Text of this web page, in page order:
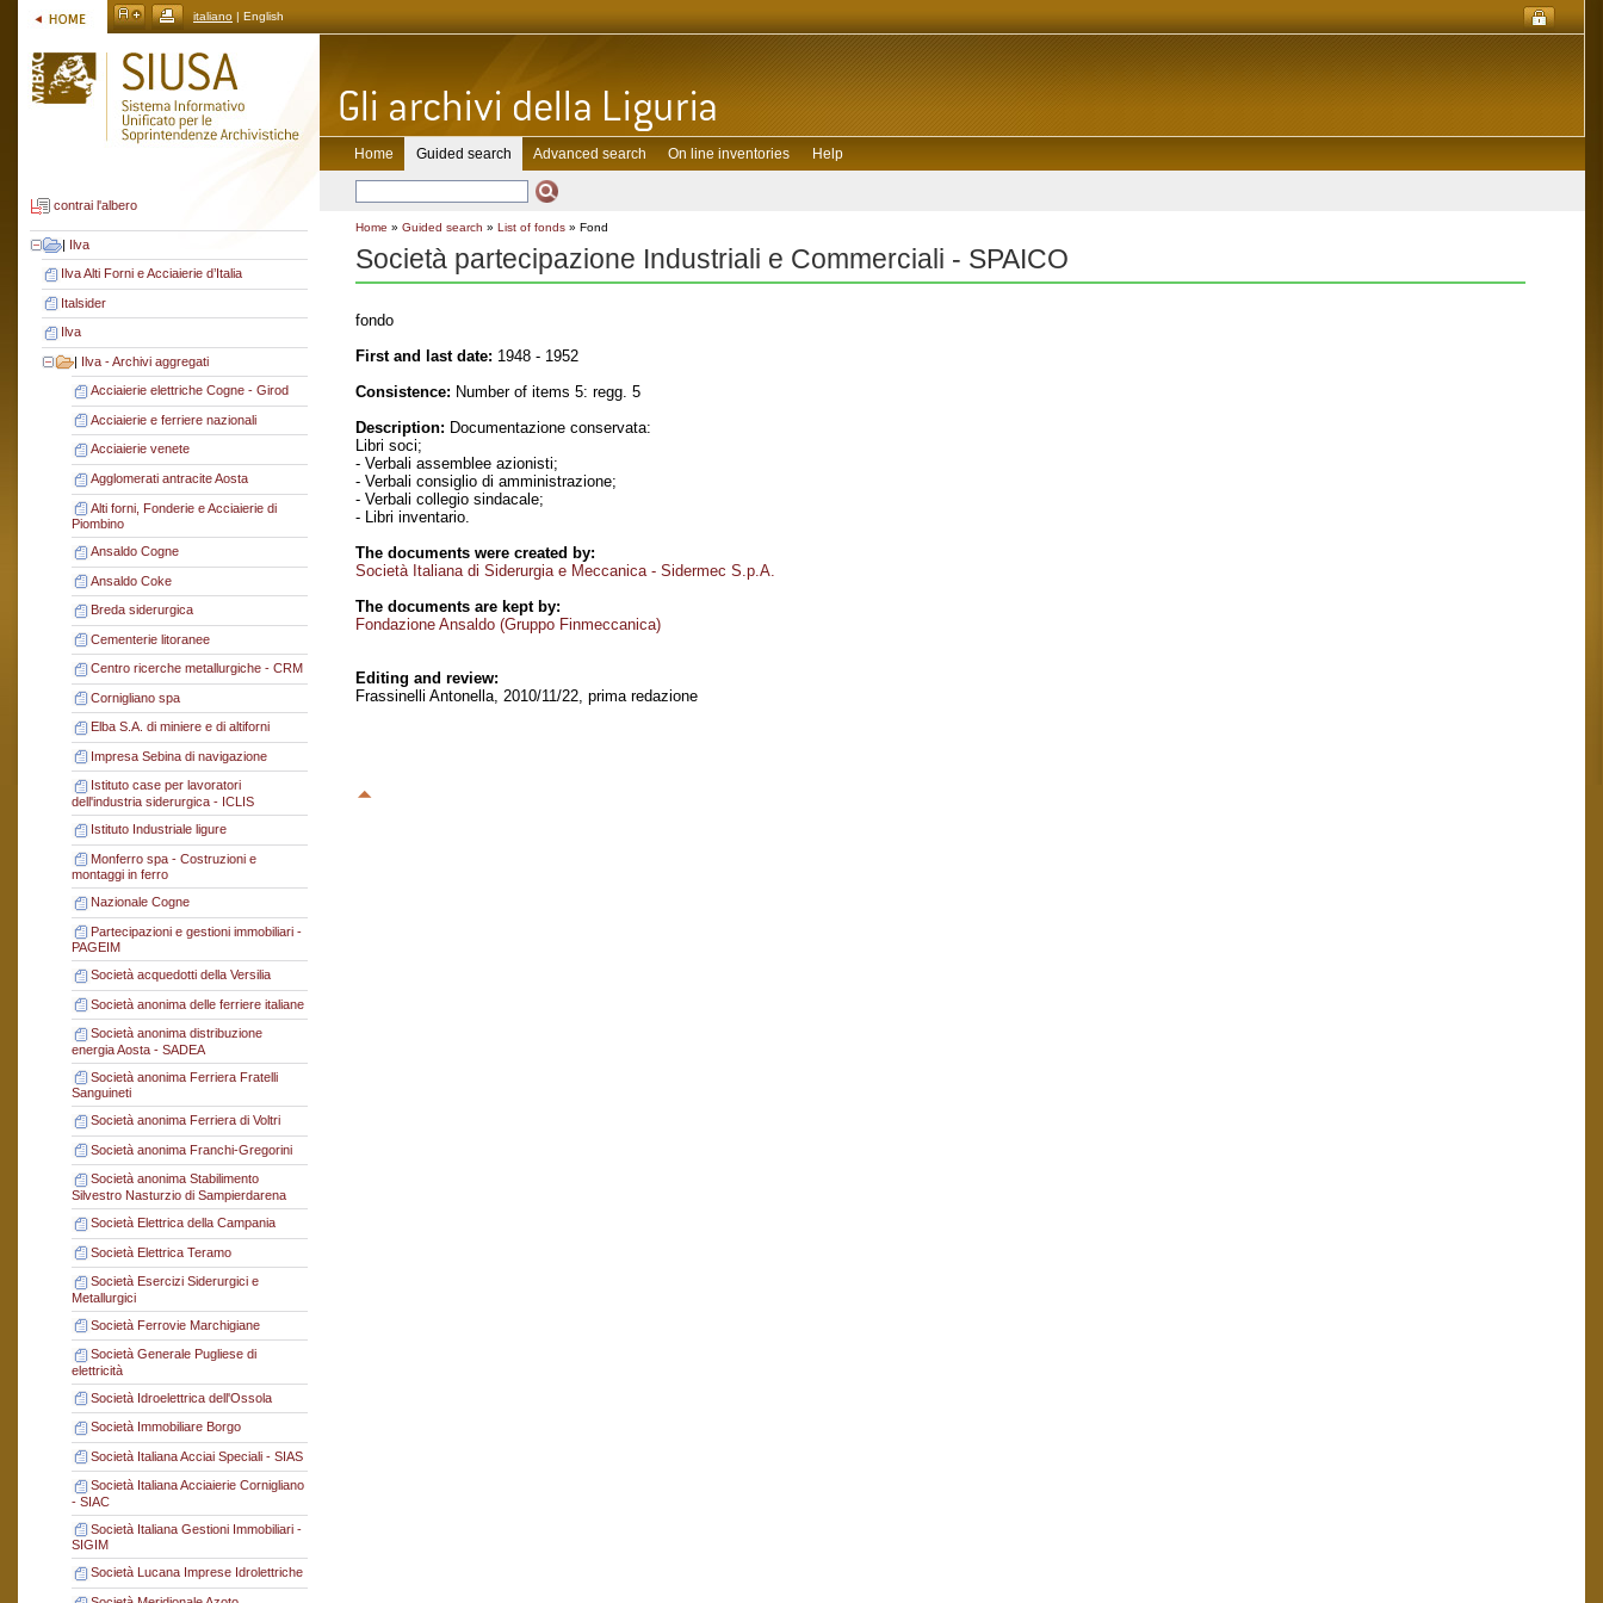
italiano | English
contrai l'albero
| Ilva
Ilva Alti Forni e Acciaierie d’Italia
Italsider
Ilva
| Ilva - Archivi aggregati
Acciaierie elettriche Cogne - Girod
Acciaierie e ferriere nazionali
Acciaierie venete
Agglomerati antracite Aosta
Alti forni, Fonderie e Acciaierie di
Piombino
Ansaldo Cogne
Ansaldo Coke
Breda siderurgica
Cementerie litoranee
Centro ricerche metallurgiche - CRM
Cornigliano spa
Elba S.A. di miniere e di altiforni
Impresa Sebina di navigazione
Istituto case per lavoratori
dell'industria siderurgica - ICLIS
Istituto Industriale ligure
Monferro spa - Costruzioni e
montaggi in ferro
Nazionale Cogne
Partecipazioni e gestioni immobiliari -
PAGEIM
Società acquedotti della Versilia
Società anonima delle ferriere italiane
Società anonima distribuzione
energia Aosta - SADEA
Società anonima Ferriera Fratelli
Sanguineti
Società anonima Ferriera di Voltri
Società anonima Franchi-Gregorini
Società anonima Stabilimento
Silvestro Nasturzio di Sampierdarena
Società Elettrica della Campania
Società Elettrica Teramo
Società Esercizi Siderurgici e
Metallurgici
Società Ferrovie Marchigiane
Società Generale Pugliese di
elettricità
Società Idroelettrica dell'Ossola
Società Immobiliare Borgo
Società Italiana Acciai Speciali - SIAS
Società Italiana Acciaierie Cornigliano
- SIAC
Società Italiana Gestioni Immobiliari -
SIGIM
Società Lucana Imprese Idrolettriche
Home Guided search Advanced search On line inventories Help
Home » Guided search » List of fonds » Fond
Società partecipazione Industriali e Commerciali - SPAICO
fondo
First and last date: 1948 - 1952
Consistence: Number of items 5: regg. 5
Description: Documentazione conservata:
Libri soci;
- Verbali assemblee azionisti;
- Verbali consiglio di amministrazione;
- Verbali collegio sindacale;
- Libri inventario.
The documents were created by:
Società Italiana di Siderurgia e Meccanica - Sidermec S.p.A.
The documents are kept by:
Fondazione Ansaldo (Gruppo Finmeccanica)
Editing and review:
Frassinelli Antonella, 2010/11/22, prima redazione